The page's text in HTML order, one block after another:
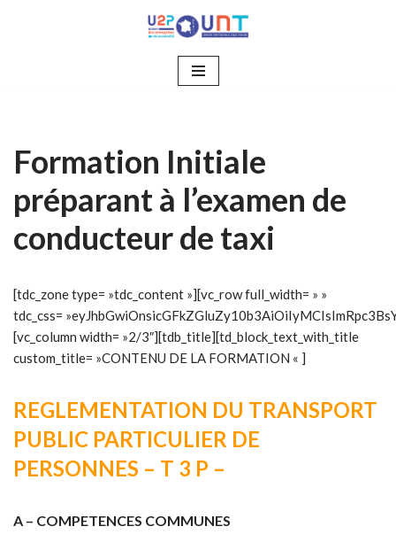
Formation Initiale
préparant à l’examen de
conducteur de taxi
[tdc_zone type= »tdc_content »][vc_row full_width= » »
tdc_css=
[vc_column width= »2/3″][tdb_title][td_block_text_with_title
custom_title= »CONTENU DE LA FORMATION « ]
REGLEMENTATION DU TRANSPORT
PUBLIC PARTICULIER DE
PERSONNES – T 3 P –
A – COMPETENCES COMMUNES